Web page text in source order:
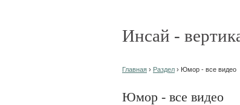
Инсай -
Главная › Раздел › Юмор - все видео
Юмор - все видео